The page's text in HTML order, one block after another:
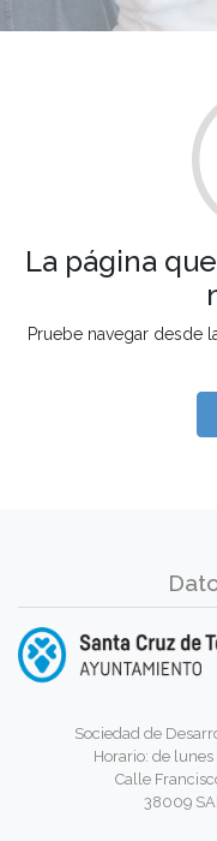
La página
Pruebe navegar desde
Sociedad de
Horario: de
Calle
38009